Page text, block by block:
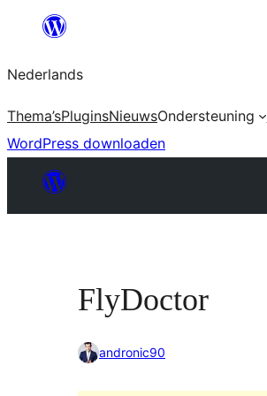
de
inhoud
Nederlands
Thema’sPluginsNieuwsOndersteuning
WordPress downloaden
FlyDoctor
andronic90